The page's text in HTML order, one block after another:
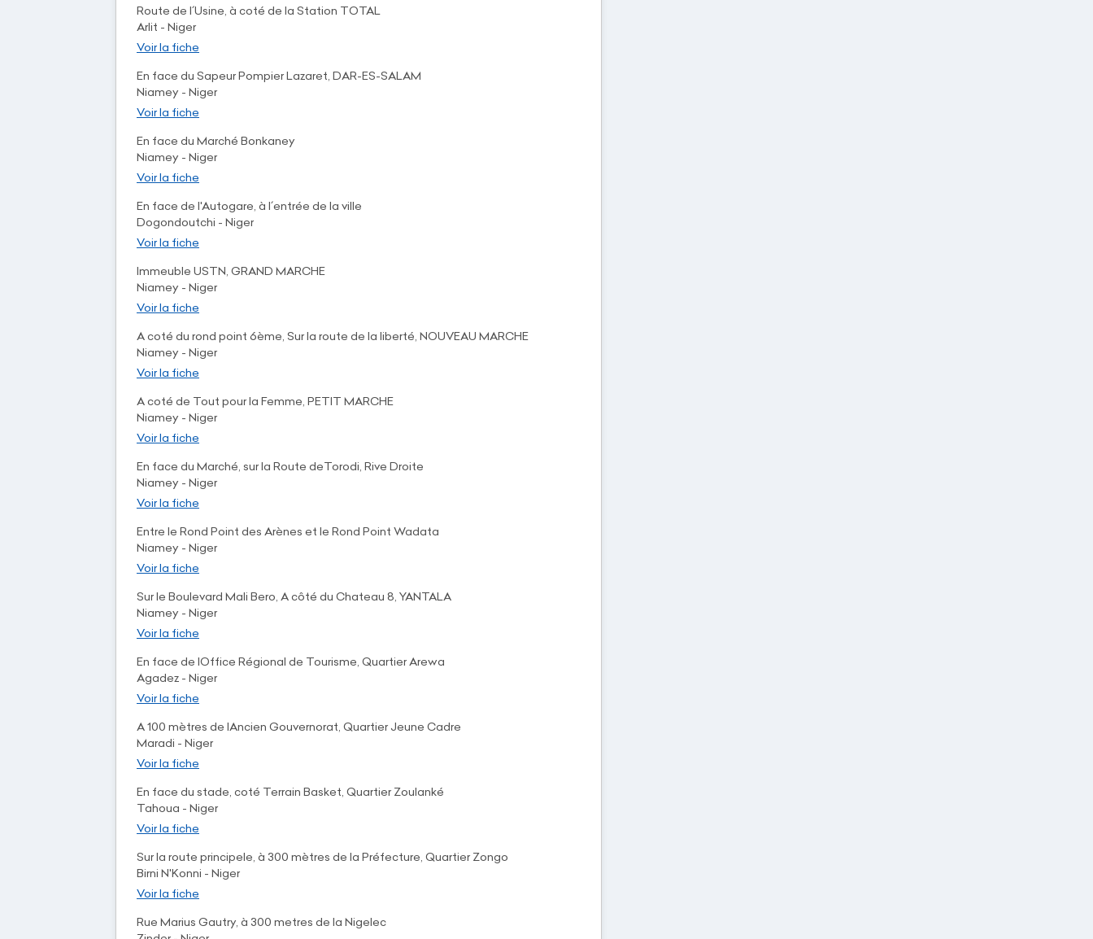
Route de l´Usine, à coté de la Station TOTAL
Arlit - Niger
Voir la fiche
En face du Sapeur Pompier Lazaret, DAR-ES-SALAM
Niamey - Niger
Voir la fiche
En face du Marché Bonkaney
Niamey - Niger
Voir la fiche
En face de l'Autogare, à l´entrée de la ville
Dogondoutchi - Niger
Voir la fiche
Immeuble USTN, GRAND MARCHE
Niamey - Niger
Voir la fiche
A coté du rond point 6ème, Sur la route de la liberté, NOUVEAU MARCHE
Niamey - Niger
Voir la fiche
A coté de Tout pour la Femme, PETIT MARCHE
Niamey - Niger
Voir la fiche
En face du Marché, sur la Route deTorodi, Rive Droite
Niamey - Niger
Voir la fiche
Entre le Rond Point des Arènes et le Rond Point Wadata
Niamey - Niger
Voir la fiche
Sur le Boulevard Mali Bero, A côté du Chateau 8, YANTALA
Niamey - Niger
Voir la fiche
En face de lOffice Régional de Tourisme, Quartier Arewa
Agadez - Niger
Voir la fiche
A 100 mètres de lAncien Gouvernorat, Quartier Jeune Cadre
Maradi - Niger
Voir la fiche
En face du stade, coté Terrain Basket, Quartier Zoulanké
Tahoua - Niger
Voir la fiche
Sur la route principele, à 300 mètres de la Préfecture, Quartier Zongo
Birni N'Konni - Niger
Voir la fiche
Rue Marius Gautry, à 300 metres de la Nigelec